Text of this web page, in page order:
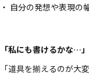
・ 自分の発想や表現
「私にも書けるかな…
「道具を揃えるのが